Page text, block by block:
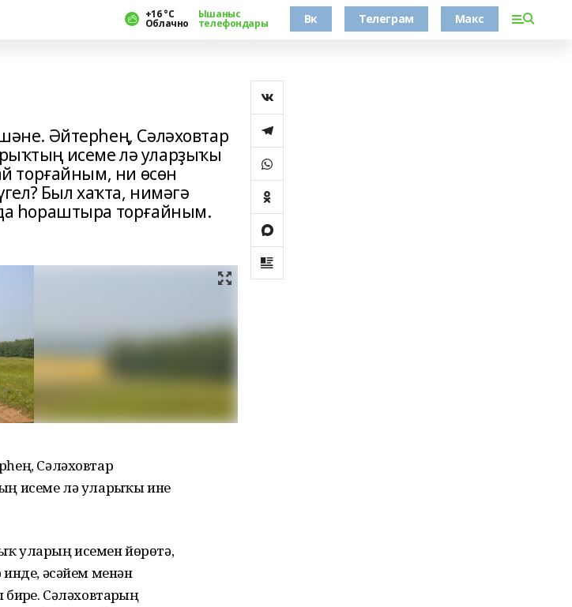
+16 °С
Облачно
Ышаныс
телефондары Вк Телеграм Макс
Әйтерһең, Сәләховтар
исеме лә уларҙыҡы
торғайным, ни өсөн
Был хаҡта, нимәгә
һораштыра торғайным.
Сәләховтар
исеме лә уларҙыҡы ине
уларҙың исемен йөрөтә,
инде, әсәйем менән
Сәләховтарҙың